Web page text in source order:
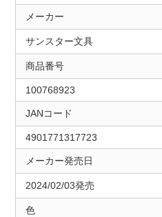
メーカー
サンスター文具
商品番号
100768923
JANコード
4901771317723
メーカー発売日
2024/02/03発売
色